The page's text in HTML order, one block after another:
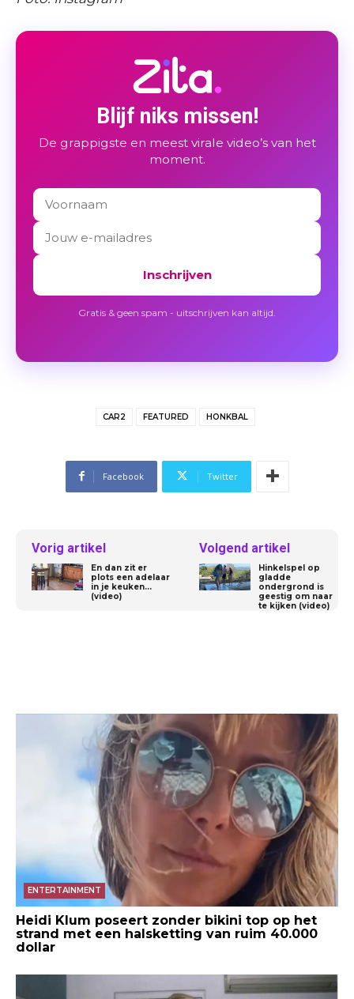
Blijf niks missen!
De grappigste en meest virale video’s van het
moment.
Inschrijven
Gratis & geen spam - uitschrijven kan altijd.
CAR2 FEATURED HONKBAL
Facebook Twitter
Vorig artikel
En dan zit er
plots een adelaar
in je keuken…
(video)
Volgend artikel
Hinkelspel op
gladde
ondergrond is
geestig om naar
te kijken (video)
ENTERTAINMENT
Heidi Klum poseert zonder bikini top op het
strand met een halsketting van ruim 40.000
dollar